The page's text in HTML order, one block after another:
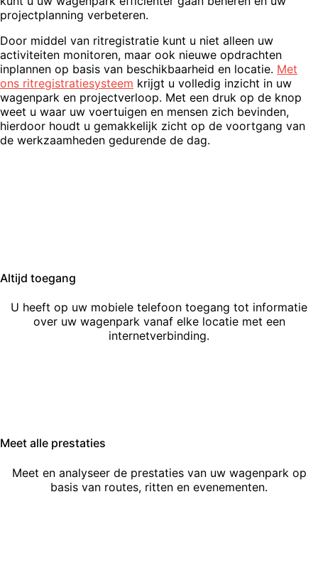
projectplanning verbeteren.
Door middel van ritregistratie kunt u niet alleen uw
activiteiten monitoren, maar ook nieuwe opdrachten
inplannen op basis van beschikbaarheid en locatie. Met
ons ritregistratiesysteem krijgt u volledig inzicht in uw
wagenpark en projectverloop. Met een druk op de knop
weet u waar uw voertuigen en mensen zich bevinden,
hierdoor houdt u gemakkelijk zicht op de voortgang van
de werkzaamheden gedurende de dag.
Altijd toegang
U heeft op uw mobiele telefoon toegang tot informatie
over uw wagenpark vanaf elke locatie met een
internetverbinding.
Meet alle prestaties
Meet en analyseer de prestaties van uw wagenpark op
basis van routes, ritten en evenementen.